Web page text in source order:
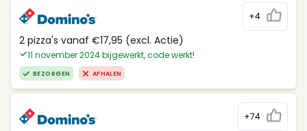
+4
2 pizza's vanaf €17,95 (excl. Actie)
11 november 2024 bijgewerkt, code werkt!
BEZORGEN AFHALEN
+74